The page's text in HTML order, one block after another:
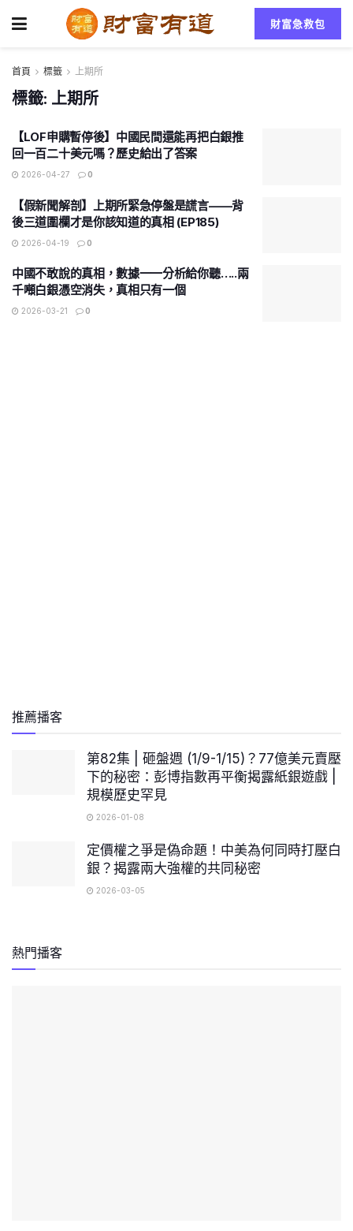
財富急救包
首頁 標籤 上期所
標籤: 上期所
【LOF申購暫停後】中國民間還能再把白銀推
回一百二十美元嗎？歷史給出了答案
2026-04-27 0
【假新聞解剖】上期所緊急停盤是謊言——背
後三道圍欄才是你該知道的真相 (EP185)
2026-04-19 0
中國不敢說的真相，數據一一分析給你聽…..兩
千噸白銀憑空消失，真相只有一個
2026-03-21 0
推薦播客
第82集 | 砸盤週 (1/9-1/15)？77億美元賣壓
下的秘密：彭博指數再平衡揭露紙銀遊戲 |
規模歷史罕見
2026-01-08
定價權之爭是偽命題！中美為何同時打壓白
銀？揭露兩大強權的共同秘密
2026-03-05
熱門播客